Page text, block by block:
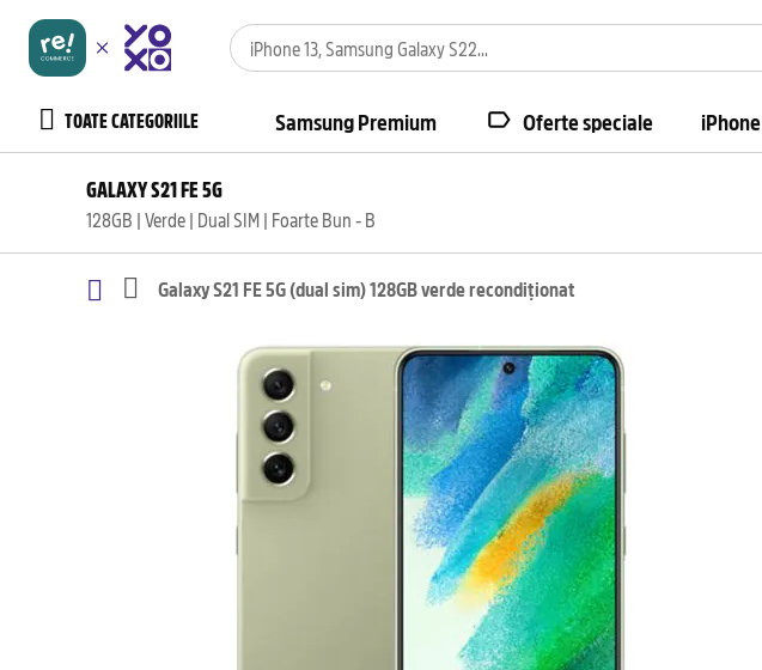
TOATE CATEGORIILE Samsung Premium Oferte speciale iPhone
GALAXY S21 FE 5G
128GB | Verde | Dual SIM | Foarte Bun - B
Galaxy S21 FE 5G (dual sim) 128GB verde recondiționat